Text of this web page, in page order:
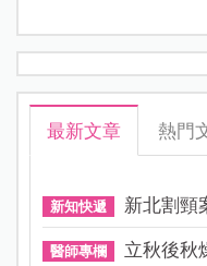
最新文章 熱門
新知快遞 新北割頸
醫師專欄 立秋後秋